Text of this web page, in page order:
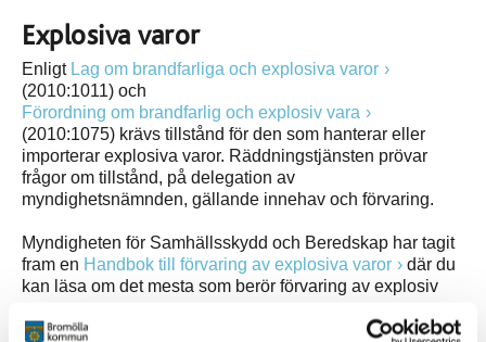
Explosiva varor
Enligt Lag om brandfarliga och explosiva varor
(2010:1011) och
Förordning om brandfarlig och explosiv vara
(2010:1075) krävs tillstånd för den som hanterar eller
importerar explosiva varor. Räddningstjänsten prövar
frågor om tillstånd, på delegation av
myndighetsnämnden, gällande innehav och förvaring.
Myndigheten för Samhällsskydd och Beredskap har tagit
fram en Handbok till förvaring av explosiva varor
där du
kan läsa om det mesta som berör förvaring av explosiv